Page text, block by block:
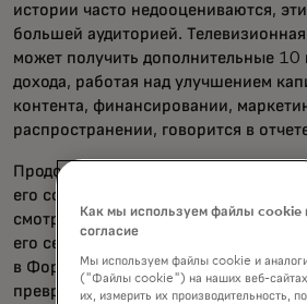
истории часто недооцениваются,
большей аудиторией.
может получить дополнительные 10
дохода, работая над улучшением
контента, финансировании,
распространении, говорится в
Продолжая писать и
его сообществе нет места, где люди
смотреть такие пьесы, как его.
его сестра Айша Дадли приобрели
в Форест-Парке, малообеспеченном
превратили его в театр «чёрный
Как мы используем файлы cookie
согласие
Мы используем файлы cookie и
("Файлы cookie") на наших веб-
их, измерить их производительность,